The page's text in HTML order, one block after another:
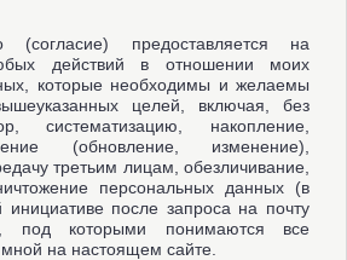
(согласие) предоставляется на
действий в отношении моих
которые необходимы и желаемы
целей, включая, без
систематизацию, накопление,
(обновление, изменение),
третьим лицам, обезличивание,
персональных данных (в
после запроса на почту
под которыми понимаются все
на настоящем сайте.